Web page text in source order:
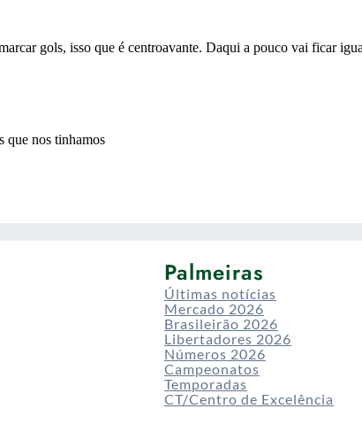
Palmeiras
Últimas notícias
Mercado 2026
Brasileirão 2026
Libertadores 2026
Números 2026
Campeonatos
Temporadas
CT/Centro de Excelência